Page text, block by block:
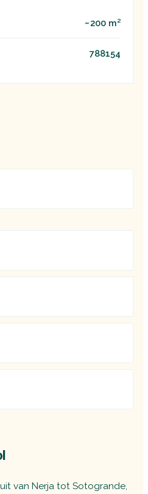
~200 m²
788154
van Nerja tot Sotogrande,